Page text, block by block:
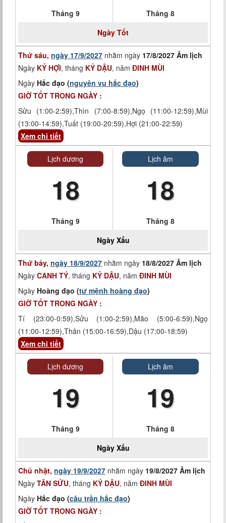
Tháng 9
Tháng 8
Ngày Tốt
Thứ sáu, ngày 17/9/2027 nhằm ngày 17/8/2027 Âm lịch
Ngày KỶ HỢI, tháng KỶ DẬU, năm ĐINH MÙI
Ngày Hắc đạo (nguyên vu hắc đạo)
GIỜ TỐT TRONG NGÀY :
Sửu (1:00-2:59),Thìn (7:00-8:59),Ngọ (11:00-12:59),Mùi
(13:00-14:59),Tuất (19:00-20:59),Hợi (21:00-22:59)
Xem chi tiết
Lịch dương
18
Tháng 9
Lịch âm
18
Tháng 8
Ngày Xấu
Thứ bảy, ngày 18/9/2027 nhằm ngày 18/8/2027 Âm lịch
Ngày CANH TÝ, tháng KỶ DẬU, năm ĐINH MÙI
Ngày Hoàng đạo (tư mệnh hoàng đạo)
GIỜ TỐT TRONG NGÀY :
Tí (23:00-0:59),Sửu (1:00-2:59),Mão (5:00-6:59),Ngọ
(11:00-12:59),Thân (15:00-16:59),Dậu (17:00-18:59)
Xem chi tiết
Lịch dương
19
Tháng 9
Lịch âm
19
Tháng 8
Ngày Xấu
Chủ nhật, ngày 19/9/2027 nhằm ngày 19/8/2027 Âm lịch
Ngày TÂN SỬU, tháng KỶ DẬU, năm ĐINH MÙI
Ngày Hắc đạo (câu trần hắc đạo)
GIỜ TỐT TRONG NGÀY :